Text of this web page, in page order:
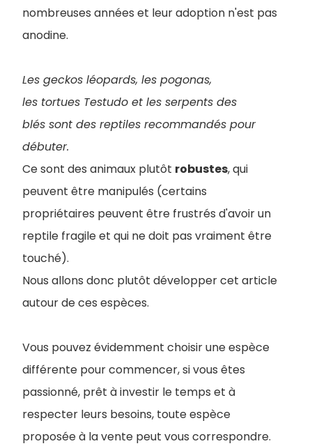
nombreuses années et leur adoption n'est pas
anodine.
Les geckos léopards, les pogonas,
les tortues Testudo et les serpents des
blés sont des reptiles recommandés pour
débuter.
Ce sont des animaux plutôt robustes, qui
peuvent être manipulés (certains
propriétaires peuvent être frustrés d'avoir un
reptile fragile et qui ne doit pas vraiment être
touché).
Nous allons donc plutôt développer cet article
autour de ces espèces.
Vous pouvez évidemment choisir une espèce
différente pour commencer, si vous êtes
passionné, prêt à investir le temps et à
respecter leurs besoins, toute espèce
proposée à la vente peut vous correspondre.